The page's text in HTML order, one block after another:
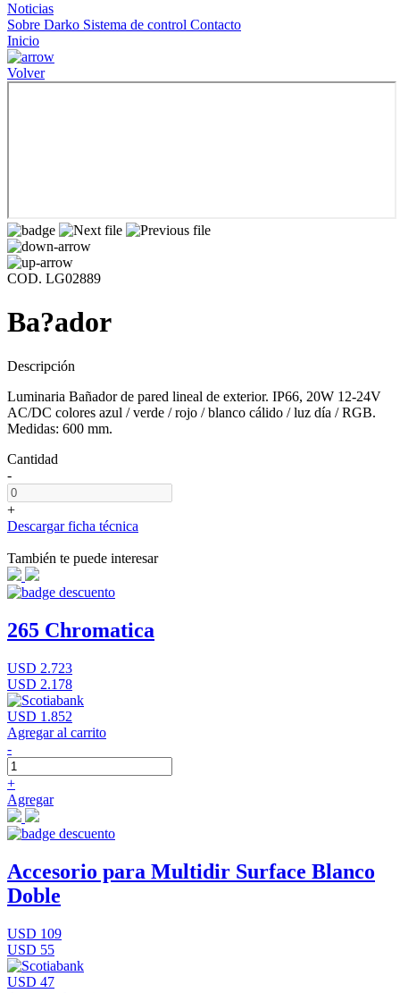
Noticias
Sobre Darko Sistema de control Contacto
Inicio
Volver
COD. LG02889
Ba?ador
Descripción
Luminaria Bañador de pared lineal de exterior. IP66, 20W 12-24V
AC/DC colores azul / verde / rojo / blanco cálido / luz día / RGB.
Medidas: 600 mm.
Cantidad
-
+
Descargar ficha técnica
También te puede interesar
265 Chromatica
USD 2.723
USD 2.178
USD 1.852
Agregar al carrito
-
+
Agregar
Accesorio para Multidir Surface Blanco
Doble
USD 109
USD 55
USD 47